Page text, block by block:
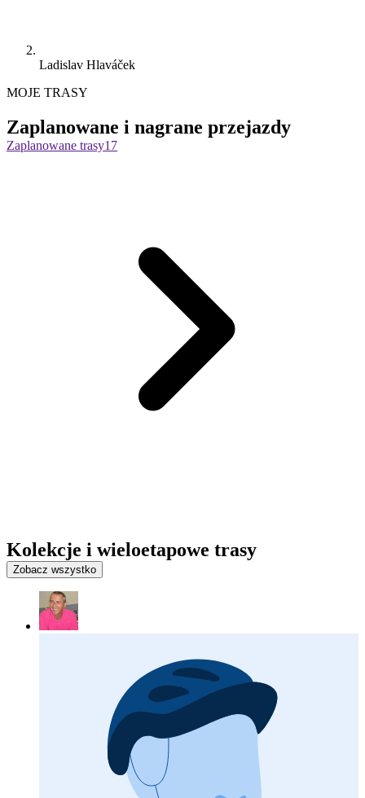
Ladislav Hlaváček
MOJE TRASY
Zaplanowane i nagrane przejazdy
Zaplanowane trasy17
Kolekcje i wieloetapowe trasy
Zobacz wszystko